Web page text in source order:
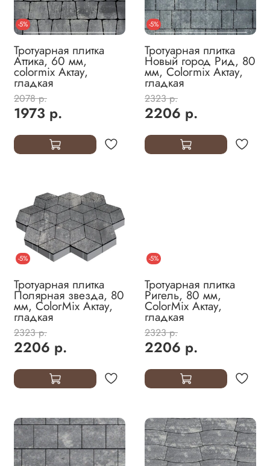
-5%
Тротуарная плитка
Аттика, 60 мм,
colormix Актау,
гладкая
2078 р.
1973 р.
-5%
Тротуарная плитка
Новый город Рид, 80
мм, Colormix Актау,
гладкая
2323 р.
2206 р.
-5%
Тротуарная плитка
Полярная звезда, 80
мм, ColorMix Актау,
гладкая
2323 р.
2206 р.
-5%
Тротуарная плитка
Ригель, 80 мм,
ColorMix Актау,
гладкая
2323 р.
2206 р.